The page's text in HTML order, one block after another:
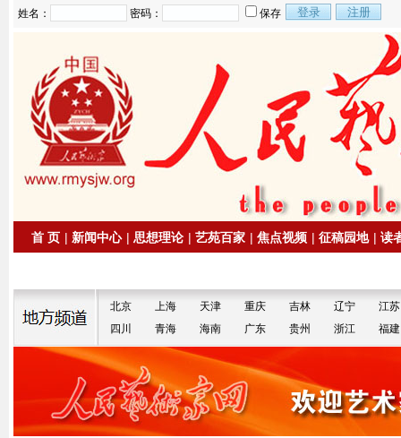
姓名： 密码： 保存
首 页 | 新闻中心 | 思想理论 | 艺苑百家 | 焦点视频 | 征稿园地 | 读
北京 上海 天津 重庆 吉林 辽宁
江苏
四川
青海 海南 广东 贵州 浙江 福建